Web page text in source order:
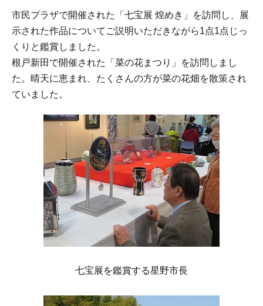
市民プラザで開催された「七宝展 煌めき」を訪問し、展
示された作品についてご説明いただきながら1点1点じっ
くりと鑑賞しました。
根戸新田で開催された「菜の花まつり」を訪問しまし
た。晴天に恵まれ、たくさんの方が菜の花畑を散策され
ていました。
七宝展を鑑賞する星野市長